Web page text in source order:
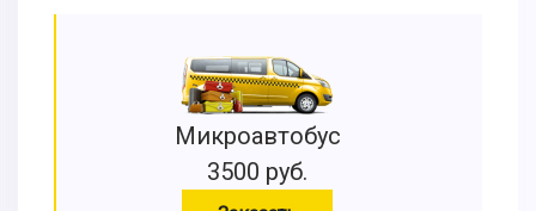
Микроавтобус
3500 руб.